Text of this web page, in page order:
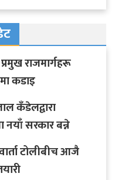
राजमार्गहरू
कडाइ
कँडेलद्वारा
नयाँ सरकार बन्ने
टोलीबीच आजै